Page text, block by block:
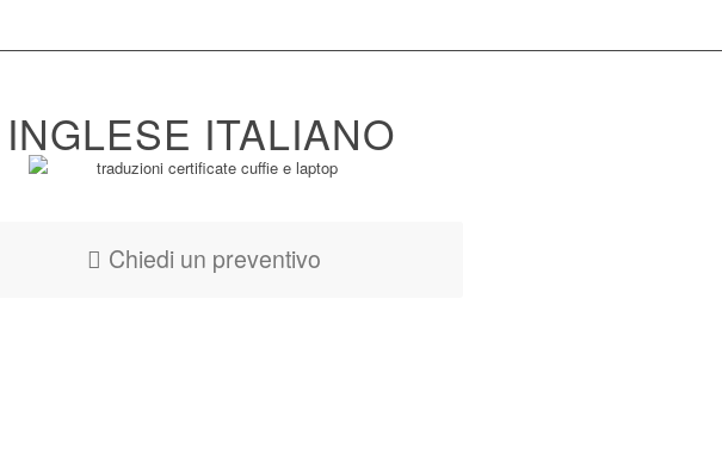
ITALIANO
Chiedi un preventivo